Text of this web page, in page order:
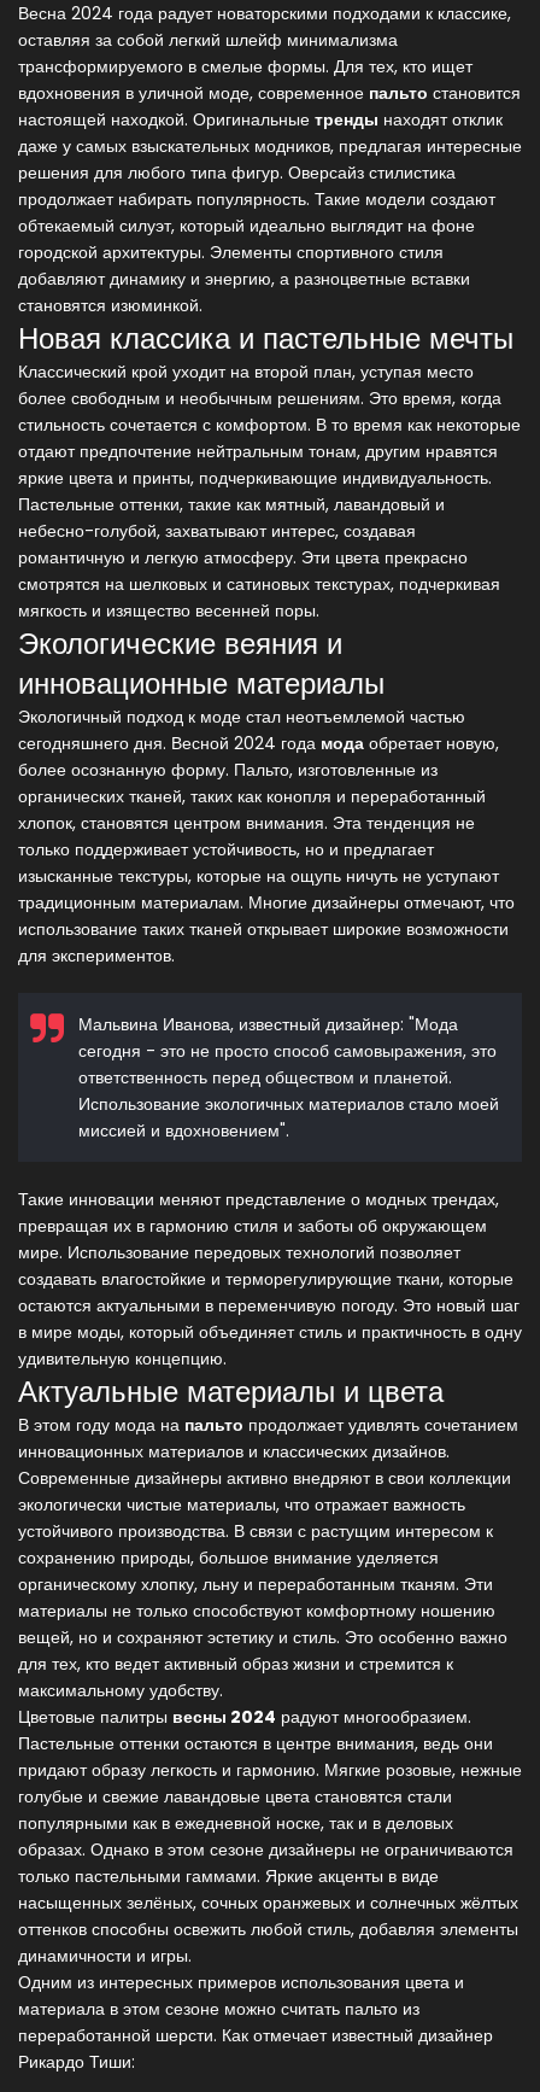
Весна 2024 года радует новаторскими подходами к классике,
оставляя за собой легкий шлейф минимализма
трансформируемого в смелые формы. Для тех, кто ищет
вдохновения в уличной моде, современное пальто становится
настоящей находкой. Оригинальные тренды находят отклик
даже у самых взыскательных модников, предлагая интересные
решения для любого типа фигур. Оверсайз стилистика
продолжает набирать популярность. Такие модели создают
обтекаемый силуэт, который идеально выглядит на фоне
городской архитектуры. Элементы спортивного стиля
добавляют динамику и энергию, а разноцветные вставки
становятся изюминкой.
Новая классика и пастельные мечты
Классический крой уходит на второй план, уступая место
более свободным и необычным решениям. Это время, когда
стильность сочетается с комфортом. В то время как некоторые
отдают предпочтение нейтральным тонам, другим нравятся
яркие цвета и принты, подчеркивающие индивидуальность.
Пастельные оттенки, такие как мятный, лавандовый и
небесно-голубой, захватывают интерес, создавая
романтичную и легкую атмосферу. Эти цвета прекрасно
смотрятся на шелковых и сатиновых текстурах, подчеркивая
мягкость и изящество весенней поры.
Экологические веяния и
инновационные материалы
Экологичный подход к моде стал неотъемлемой частью
сегодняшнего дня. Весной 2024 года мода обретает новую,
более осознанную форму. Пальто, изготовленные из
органических тканей, таких как конопля и переработанный
хлопок, становятся центром внимания. Эта тенденция не
только поддерживает устойчивость, но и предлагает
изысканные текстуры, которые на ощупь ничуть не уступают
традиционным материалам. Многие дизайнеры отмечают, что
использование таких тканей открывает широкие возможности
для экспериментов.
Мальвина Иванова, известный дизайнер: "Мода
сегодня - это не просто способ самовыражения, это
ответственность перед обществом и планетой.
Использование экологичных материалов стало моей
миссией и вдохновением".
Такие инновации меняют представление о модных трендах,
превращая их в гармонию стиля и заботы об окружающем
мире. Использование передовых технологий позволяет
создавать влагостойкие и терморегулирующие ткани, которые
остаются актуальными в переменчивую погоду. Это новый шаг
в мире моды, который объединяет стиль и практичность в одну
удивительную концепцию.
Актуальные материалы и цвета
В этом году мода на пальто продолжает удивлять сочетанием
инновационных материалов и классических дизайнов.
Современные дизайнеры активно внедряют в свои коллекции
экологически чистые материалы, что отражает важность
устойчивого производства. В связи с растущим интересом к
сохранению природы, большое внимание уделяется
органическому хлопку, льну и переработанным тканям. Эти
материалы не только способствуют комфортному ношению
вещей, но и сохраняют эстетику и стиль. Это особенно важно
для тех, кто ведет активный образ жизни и стремится к
максимальному удобству.
Цветовые палитры весны 2024 радуют многообразием.
Пастельные оттенки остаются в центре внимания, ведь они
придают образу легкость и гармонию. Мягкие розовые, нежные
голубые и свежие лавандовые цвета становятся стали
популярными как в ежедневной носке, так и в деловых
образах. Однако в этом сезоне дизайнеры не ограничиваются
только пастельными гаммами. Яркие акценты в виде
насыщенных зелёных, сочных оранжевых и солнечных жёлтых
оттенков способны освежить любой стиль, добавляя элементы
динамичности и игры.
Одним из интересных примеров использования цвета и
материала в этом сезоне можно считать пальто из
переработанной шерсти. Как отмечает известный дизайнер
Рикардо Тиши: